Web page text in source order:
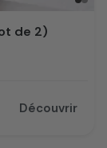
de 2)
Découvrir